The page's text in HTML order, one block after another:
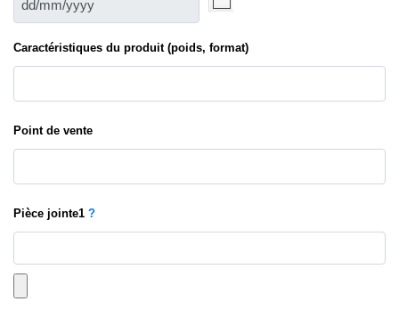
Caractéristiques du produit (poids, format)
Point de vente
Pièce jointe1 ?